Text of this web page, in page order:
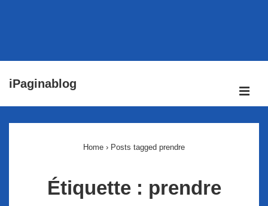
passer
iPaginablog
Home › Posts tagged prendre
Étiquette : prendre